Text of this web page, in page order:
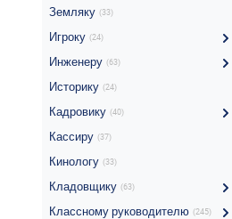
Земляку (33)
Игроку (24)
Инженеру (63)
Историку (24)
Кадровику (40)
Кассиру (37)
Кинологу (33)
Кладовщику (63)
Классному руководителю (245)